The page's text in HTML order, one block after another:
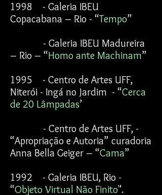
1998 - Galeria IBEU
Copacabana – Rio - “Tempo”
- Galeria IBEU Madureira
– Rio – “Homo ante Machinam”
1995 - Centro de Artes UFF,
Niterói - Ingá no Jardim - “Cerca
de 20 Lâmpadas’
- Centro de Artes UFF, -
“Apropriação e Autoria” curadoria
Anna Bella Geiger – “Cama”
1992 - Galeria IBEU, Rio -
“Objeto Virtual Não Finito".